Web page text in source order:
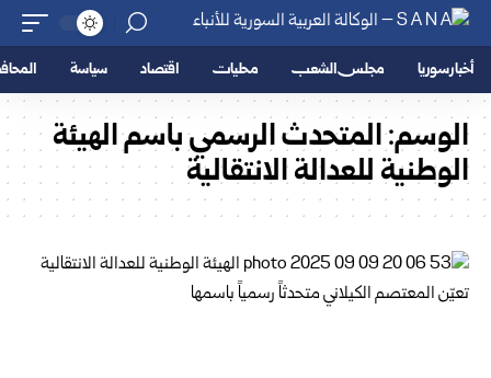
أخبار سوريا مجلس الشعب محليات اقتصاد سياسة
الوسم:المتحدث الرسمي باسم الهيئة
الوطنية للعدالة الانتقالية